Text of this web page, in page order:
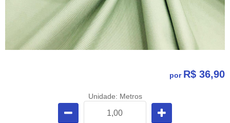
por R$ 36,90
Unidade: Metros